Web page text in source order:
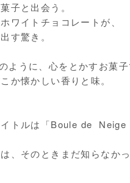
子と出会う。
ワイトチョコレートが、
す驚き。
うに、心をとかすお菓子
か懐かしい香りと味。
トルは「Boule de Neige
、そのときまだ知らなかっ